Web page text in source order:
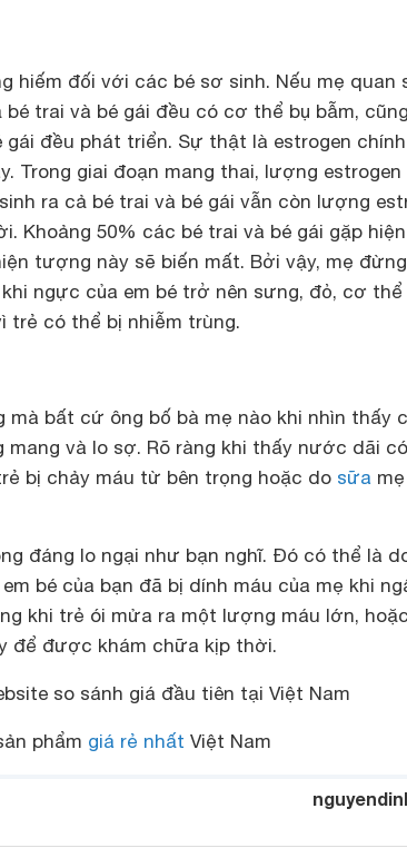
hiếm đối với các bé sơ sinh. Nếu mẹ quan
trai và bé gái đều có cơ thể bụ bẫm,
đều phát triển. Sự thật là estrogen
Trong giai đoạn mang thai, lượng estrogen
ra cả bé trai và bé gái vẫn còn lượng
Khoảng 50% các bé trai và bé gái gặp hiện
tượng này sẽ biến mất. Bởi vậy, mẹ
ngực của em bé trở nên sưng, đỏ, cơ thể
trẻ có thể bị nhiễm trùng.
bất cứ ông bố bà mẹ nào khi nhìn thấy
mang và lo sợ. Rõ ràng khi thấy nước dãi có
bị chảy máu từ bên trọng hoặc do sữa
đáng lo ngại như bạn nghĩ. Đó có thể là
bé của bạn đã bị dính máu của mẹ khi
khi trẻ ói mửa ra một lượng máu lớn,
để được khám chữa kịp thời.
so sánh giá đầu tiên tại Việt Nam
phẩm giá rẻ nhất Việt Nam